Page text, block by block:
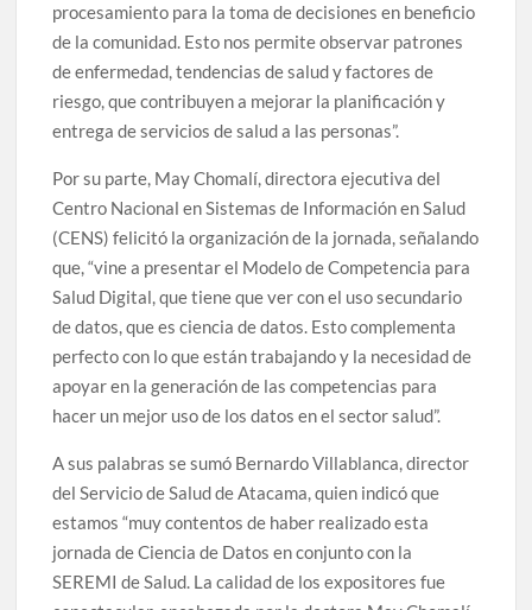
procesamiento para la toma de decisiones en beneficio
de la comunidad. Esto nos permite observar patrones
de enfermedad, tendencias de salud y factores de
riesgo, que contribuyen a mejorar la planificación y
entrega de servicios de salud a las personas”.
Por su parte, May Chomalí, directora ejecutiva del
Centro Nacional en Sistemas de Información en Salud
(CENS) felicitó la organización de la jornada, señalando
que, “vine a presentar el Modelo de Competencia para
Salud Digital, que tiene que ver con el uso secundario
de datos, que es ciencia de datos. Esto complementa
perfecto con lo que están trabajando y la necesidad de
apoyar en la generación de las competencias para
hacer un mejor uso de los datos en el sector salud”.
A sus palabras se sumó Bernardo Villablanca, director
del Servicio de Salud de Atacama, quien indicó que
estamos “muy contentos de haber realizado esta
jornada de Ciencia de Datos en conjunto con la
SEREMI de Salud. La calidad de los expositores fue